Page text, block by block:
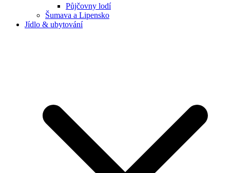
Půjčovny lodí
Šumava a Lipensko
Jídlo & ubytování